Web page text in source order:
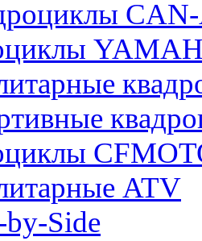
ATV
by-Side